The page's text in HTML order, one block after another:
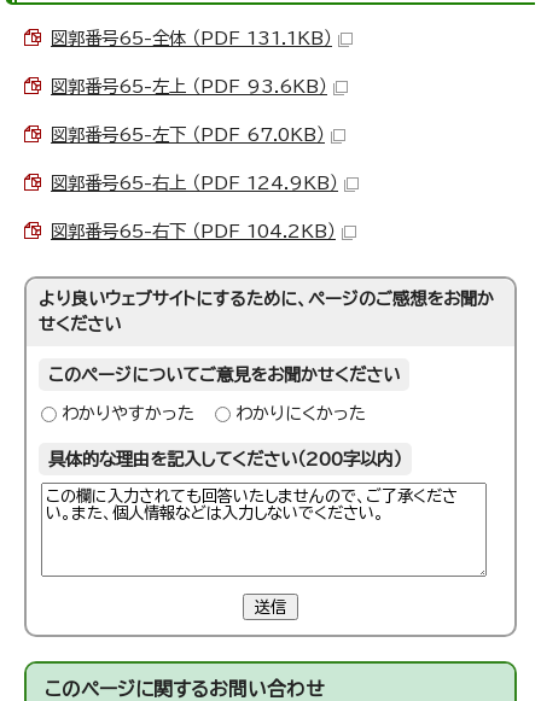
図郭番号65-全体 （PDF 131.1KB）
図郭番号65-左上 （PDF 93.6KB）
図郭番号65-左下 （PDF 67.0KB）
図郭番号65-右上 （PDF 124.9KB）
図郭番号65-右下 （PDF 104.2KB）
より良いウェブサイトにするために、ページのご感想をお聞か
せください
このページについてご意見をお聞かせください
わかりやすかった わかりにくかった
具体的な理由を記入してください（200字以内）
送信
このページに関するお問い合わせ